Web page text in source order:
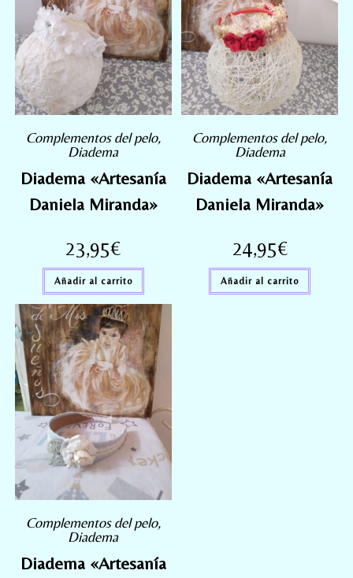
Complementos del pelo,
Diadema
Diadema «Artesanía
Daniela Miranda»
23,95€
Añadir al carrito
Complementos del pelo,
Diadema
Diadema «Artesanía
Daniela Miranda»
24,95€
Añadir al carrito
Complementos del pelo,
Diadema
Diadema «Artesanía